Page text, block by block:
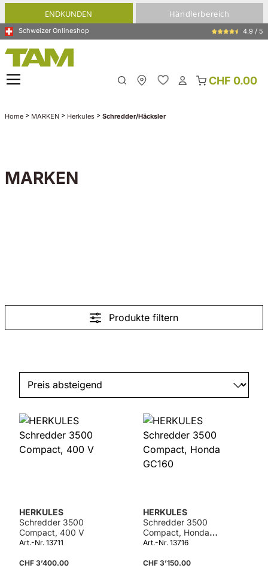
springenENDKUNDEN Händlerbereich
Schweizer Onlineshop 4.9 / 5
CHF 0.00
Home > MARKEN > Herkules > Schredder/Häcksler
MARKEN
Produkte filtern
HERKULES
Schredder 3500
Compact, 400 V
Art.-Nr. 13711
CHF 3’400.00
HERKULES
Schredder 3500
Compact, Honda
GC160
Art.-Nr. 13716
CHF 3’150.00